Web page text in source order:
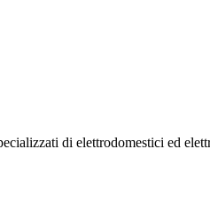
di elettrodomestici ed